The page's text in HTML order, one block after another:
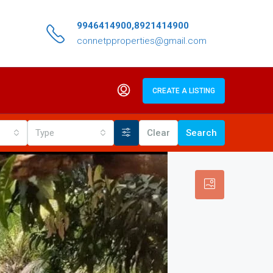
9946414900,8921414900
connetpproperties@gmail.com
CREATE A LISTING
Type Clear Search